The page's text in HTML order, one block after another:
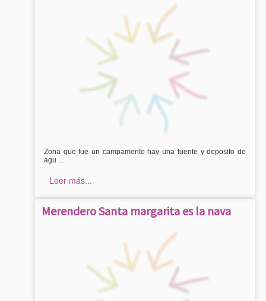
Zona que fue un campamento hay una fuente y deposito de
agu ...
Leer más...
Merendero Santa margarita es la nava